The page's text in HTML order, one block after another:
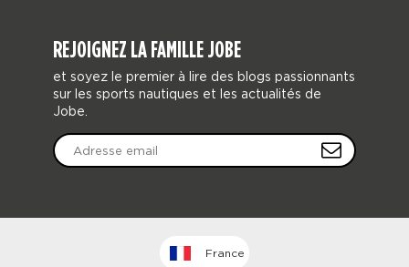
REJOIGNEZ LA FAMILLE JOBE
et soyez le premier à lire des blogs passionnants
sur les sports nautiques et les actualités de
Jobe.
France